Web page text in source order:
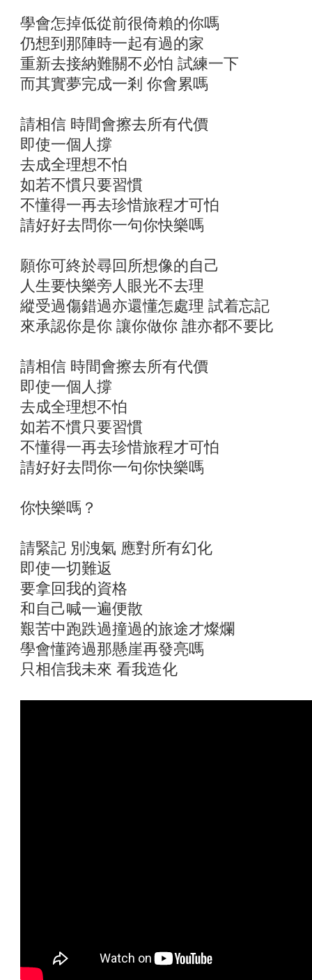
學會怎掉低從前很倚賴的你嗎
仍想到那陣時一起有過的家
重新去接納難關不必怕 試練一下
而其實夢完成一剎 你會累嗎
請相信 時間會擦去所有代價
即使一個人撐
去成全理想不怕
如若不慣只要習慣
不懂得一再去珍惜旅程才可怕
請好好去問你一句你快樂嗎
願你可終於尋回所想像的自己
人生要快樂旁人眼光不去理
縱受過傷錯過亦還懂怎處理 試着忘記
來承認你是你 讓你做你 誰亦都不要比
請相信 時間會擦去所有代價
即使一個人撐
去成全理想不怕
如若不慣只要習慣
不懂得一再去珍惜旅程才可怕
請好好去問你一句你快樂嗎
你快樂嗎？
請緊記 別洩氣 應對所有幻化
即使一切難返
要拿回我的資格
和自己喊一遍便散
艱苦中跑跌過撞過的旅途才燦爛
學會懂跨過那懸崖再發亮嗎
只相信我未來 看我造化